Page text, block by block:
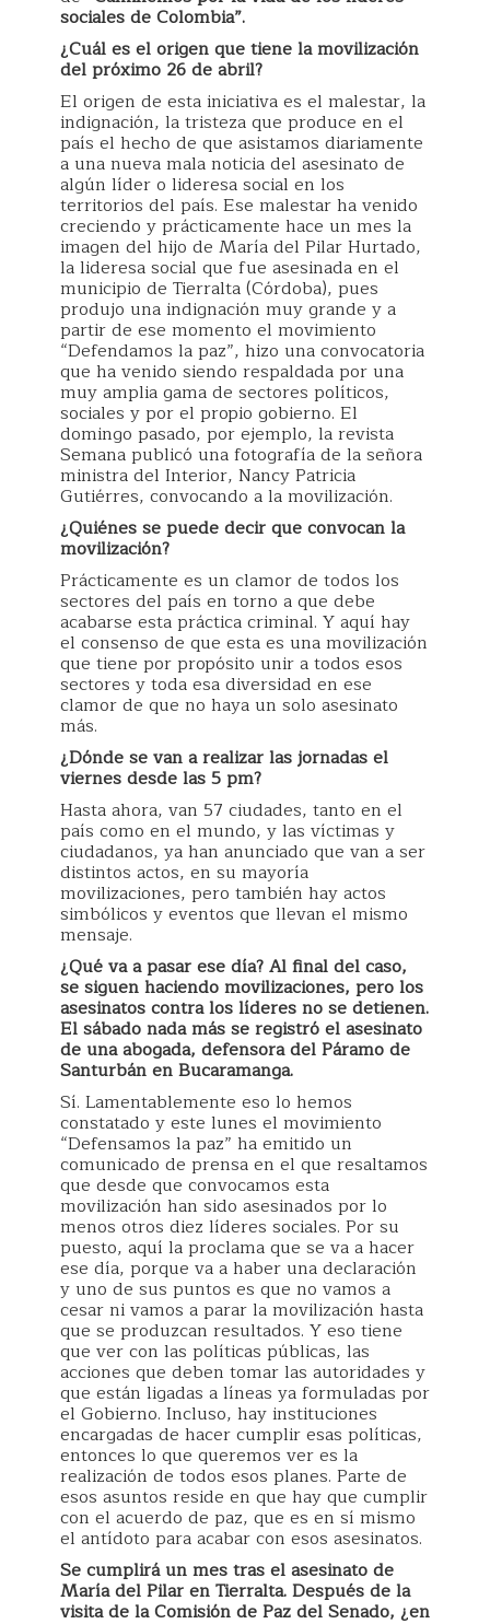
sociales de Colombia”.
¿Cuál es el origen que tiene la movilización
del próximo 26 de abril?
El origen de esta iniciativa es el malestar, la
indignación, la tristeza que produce en el
país el hecho de que asistamos diariamente
a una nueva mala noticia del asesinato de
algún líder o lideresa social en los
territorios del país. Ese malestar ha venido
creciendo y prácticamente hace un mes la
imagen del hijo de María del Pilar Hurtado,
la lideresa social que fue asesinada en el
municipio de Tierralta (Córdoba), pues
produjo una indignación muy grande y a
partir de ese momento el movimiento
“Defendamos la paz”, hizo una convocatoria
que ha venido siendo respaldada por una
muy amplia gama de sectores políticos,
sociales y por el propio gobierno. El
domingo pasado, por ejemplo, la revista
Semana publicó una fotografía de la señora
ministra del Interior, Nancy Patricia
Gutiérres, convocando a la movilización.
¿Quiénes se puede decir que convocan la
movilización?
Prácticamente es un clamor de todos los
sectores del país en torno a que debe
acabarse esta práctica criminal. Y aquí hay
el consenso de que esta es una movilización
que tiene por propósito unir a todos esos
sectores y toda esa diversidad en ese
clamor de que no haya un solo asesinato
más.
¿Dónde se van a realizar las jornadas el
viernes desde las 5 pm?
Hasta ahora, van 57 ciudades, tanto en el
país como en el mundo, y las víctimas y
ciudadanos, ya han anunciado que van a ser
distintos actos, en su mayoría
movilizaciones, pero también hay actos
simbólicos y eventos que llevan el mismo
mensaje.
¿Qué va a pasar ese día? Al final del caso,
se siguen haciendo movilizaciones, pero los
asesinatos contra los líderes no se detienen.
El sábado nada más se registró el asesinato
de una abogada, defensora del Páramo de
Santurbán en Bucaramanga.
Sí. Lamentablemente eso lo hemos
constatado y este lunes el movimiento
“Defensamos la paz” ha emitido un
comunicado de prensa en el que resaltamos
que desde que convocamos esta
movilización han sido asesinados por lo
menos otros diez líderes sociales. Por su
puesto, aquí la proclama que se va a hacer
ese día, porque va a haber una declaración
y uno de sus puntos es que no vamos a
cesar ni vamos a parar la movilización hasta
que se produzcan resultados. Y eso tiene
que ver con las políticas públicas, las
acciones que deben tomar las autoridades y
que están ligadas a líneas ya formuladas por
el Gobierno. Incluso, hay instituciones
encargadas de hacer cumplir esas políticas,
entonces lo que queremos ver es la
realización de todos esos planes. Parte de
esos asuntos reside en que hay que cumplir
con el acuerdo de paz, que es en sí mismo
el antídoto para acabar con esos asesinatos.
Se cumplirá un mes tras el asesinato de
María del Pilar en Tierralta. Después de la
visita de la Comisión de Paz del Senado, ¿en